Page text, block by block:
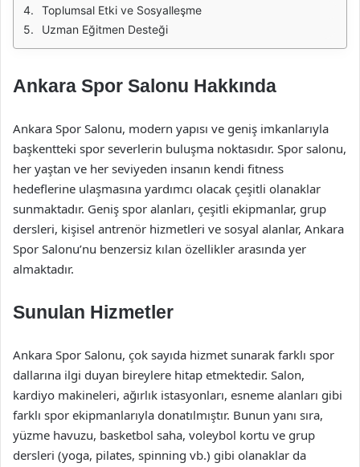
Toplumsal Etki ve Sosyalleşme
Uzman Eğitmen Desteği
Ankara Spor Salonu Hakkında
Ankara Spor Salonu, modern yapısı ve geniş imkanlarıyla
başkentteki spor severlerin buluşma noktasıdır. Spor salonu,
her yaştan ve her seviyeden insanın kendi fitness
hedeflerine ulaşmasına yardımcı olacak çeşitli olanaklar
sunmaktadır. Geniş spor alanları, çeşitli ekipmanlar, grup
dersleri, kişisel antrenör hizmetleri ve sosyal alanlar, Ankara
Spor Salonu’nu benzersiz kılan özellikler arasında yer
almaktadır.
Sunulan Hizmetler
Ankara Spor Salonu, çok sayıda hizmet sunarak farklı spor
dallarına ilgi duyan bireylere hitap etmektedir. Salon,
kardiyo makineleri, ağırlık istasyonları, esneme alanları gibi
farklı spor ekipmanlarıyla donatılmıştır. Bunun yanı sıra,
yüzme havuzu, basketbol saha, voleybol kortu ve grup
dersleri (yoga, pilates, spinning vb.) gibi olanaklar da